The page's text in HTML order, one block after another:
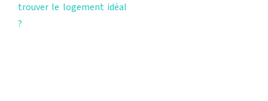
trouver le logement idéal
?